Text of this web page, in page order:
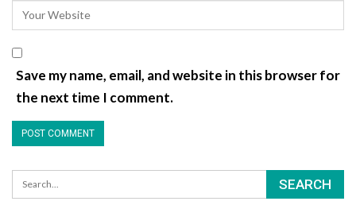
Save my name, email, and website in this browser for
the next time I comment.